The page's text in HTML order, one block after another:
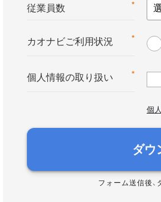
*
従業員数
*
カオナビご利用状況
*
個人情報の取り扱い
個
ダウ
フォーム送信後